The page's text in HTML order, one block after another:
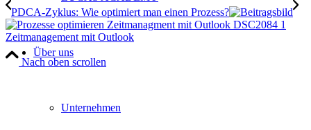
Über uns
Unternehmen
PDCA-Zyklus: Wie optimiert man einen Prozess?
Zeitmanagement mit Outlook
Nach oben scrollen